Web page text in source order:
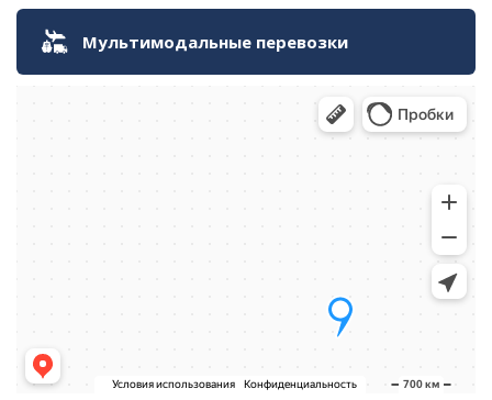
Мультимодальные перевозки